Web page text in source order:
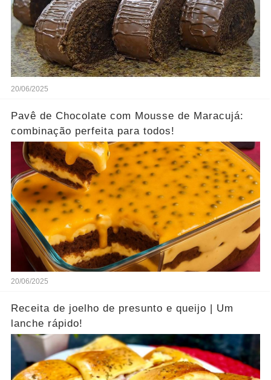
20/06/2025
Pavê de Chocolate com Mousse de Maracujá:
combinação perfeita para todos!
20/06/2025
Receita de joelho de presunto e queijo | Um
lanche rápido!